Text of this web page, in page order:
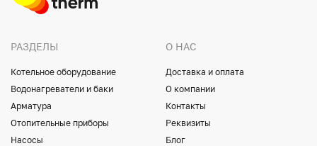
РАЗДЕЛЫ
Котельное оборудование
Водонагреватели и баки
Арматура
Отопительные приборы
Насосы
О НАС
Доставка и оплата
О компании
Контакты
Реквизиты
Блог